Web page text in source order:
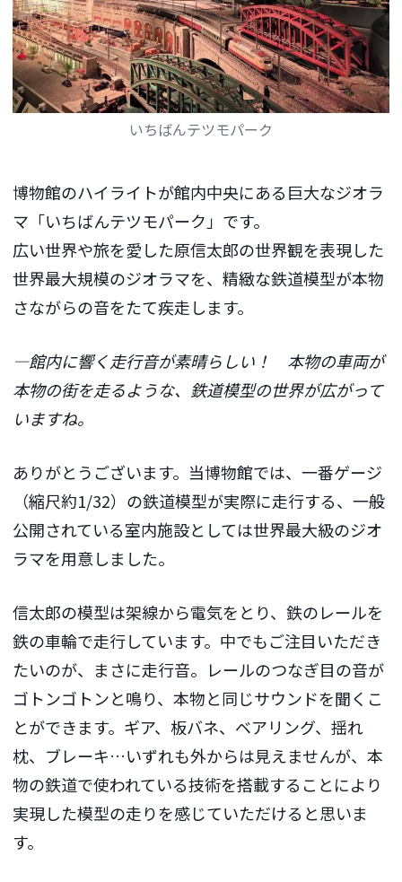
いちばんテツモパーク
博物館のハイライトが館内中央にある巨大なジオラ
マ「いちばんテツモパーク」です。
広い世界や旅を愛した原信太郎の世界観を表現した
世界最大規模のジオラマを、精緻な鉄道模型が本物
さながらの音をたて疾走します。
―館内に響く走行音が素晴らしい！ 本物の車両が
本物の街を走るような、鉄道模型の世界が広がって
いますね。
ありがとうございます。当博物館では、一番ゲージ
（縮尺約1/32）の鉄道模型が実際に走行する、一般
公開されている室内施設としては世界最大級のジオ
ラマを用意しました。
信太郎の模型は架線から電気をとり、鉄のレールを
鉄の車輪で走行しています。中でもご注目いただき
たいのが、まさに走行音。レールのつなぎ目の音が
ゴトンゴトンと鳴り、本物と同じサウンドを聞くこ
とができます。ギア、板バネ、ベアリング、揺れ
枕、ブレーキ…いずれも外からは見えませんが、本
物の鉄道で使われている技術を搭載することにより
実現した模型の走りを感じていただけると思いま
す。